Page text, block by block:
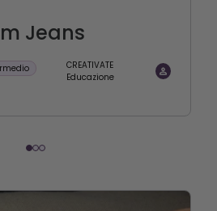
Jeans
CREATIVATE
Educazione